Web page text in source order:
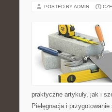
POSTED BY ADMIN
praktyczne artykuły, jak i
Pielęgnacja i